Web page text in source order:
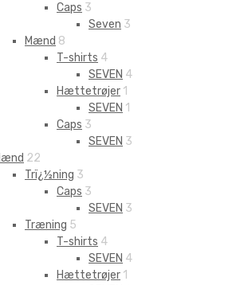
Caps 3
Seven 3
Mænd 8
T-shirts 4
SEVEN 4
Hættetrøjer 1
SEVEN 1
Caps 3
SEVEN 3
22
Trï¿½ning 3
Caps 3
SEVEN 3
Træning 5
T-shirts 4
SEVEN 4
Hættetrøjer 1